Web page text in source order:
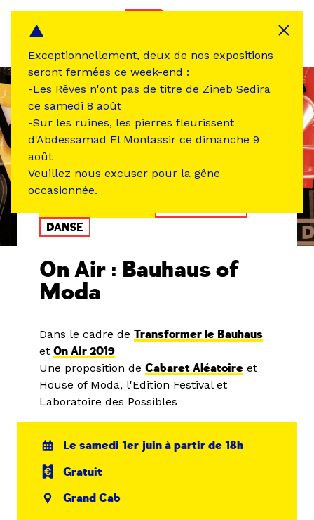
DANSE
On Air : Bauhaus of
Moda
Dans le cadre de Transformer le Bauhaus
et On Air 2019
Une proposition de Cabaret Aléatoire et
House of Moda, l'Edition Festival et
Laboratoire des Possibles
Le samedi 1er juin à partir de 18h
Gratuit
Grand Cab
Exceptionnellement, deux de nos expositions
seront fermées ce week-end :
-Les Rêves n'ont pas de titre de Zineb Sedira
ce samedi 8 août
-Sur les ruines, les pierres fleurissent
d'Abdessamad El Montassir ce dimanche 9
août
Veuillez nous excuser pour la gêne
occasionnée.
Panneau de gestion des cookies